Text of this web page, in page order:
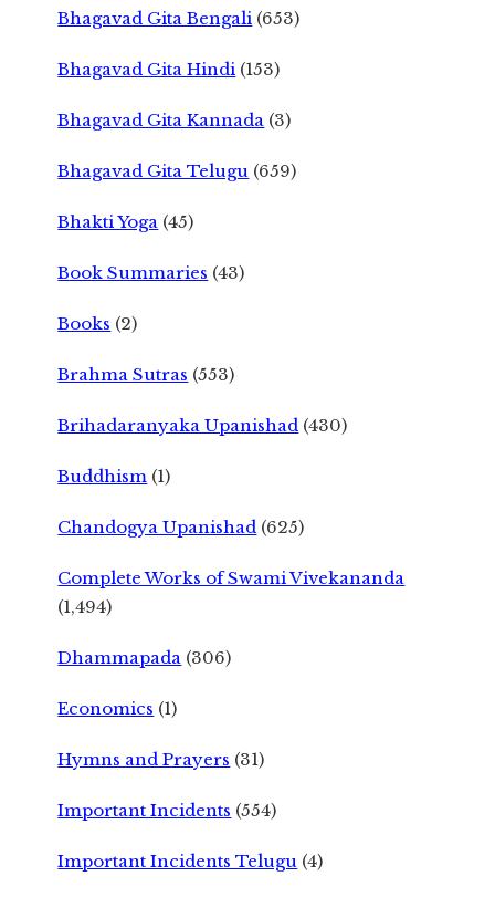
Bhagavad Gita Bengali (653)
Bhagavad Gita Hindi (153)
Bhagavad Gita Kannada (3)
Bhagavad Gita Telugu (659)
Bhakti Yoga (45)
Book Summaries (43)
Books (2)
Brahma Sutras (553)
Brihadaranyaka Upanishad (430)
Buddhism (1)
Chandogya Upanishad (625)
Complete Works of Swami Vivekananda
(1,494)
Dhammapada (306)
Economics (1)
Hymns and Prayers (31)
Important Incidents (554)
Important Incidents Telugu (4)